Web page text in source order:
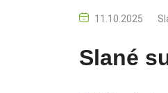
11.10.2025
Slané